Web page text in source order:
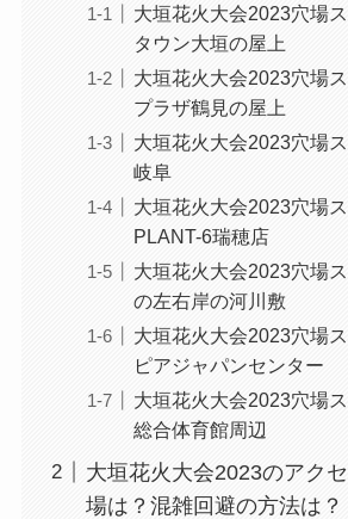
大垣花火大会2023穴場
タウン大垣の屋上
大垣花火大会2023穴場
プラザ鶴見の屋上
大垣花火大会2023穴場
岐阜
大垣花火大会2023穴場
PLANT-6瑞穂店
大垣花火大会2023穴場
の左右岸の河川敷
大垣花火大会2023穴場
ピアジャパンセンター
大垣花火大会2023穴場
総合体育館周辺
大垣花火大会2023のアク
場は？混雑回避の方法は？